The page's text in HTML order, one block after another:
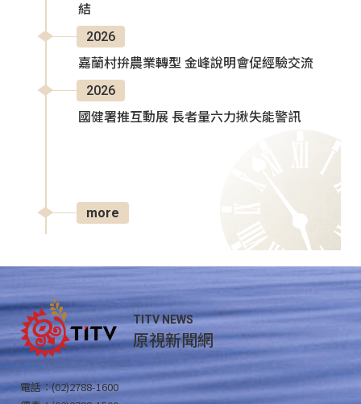
結
2026
嘉蘭村拚農業轉型 金峰說明會促經驗交流
2026
國健署推互動展 長者量六力揪失能警訊
more
TITV NEWS
原視新聞網
電話：(02)2788-1600